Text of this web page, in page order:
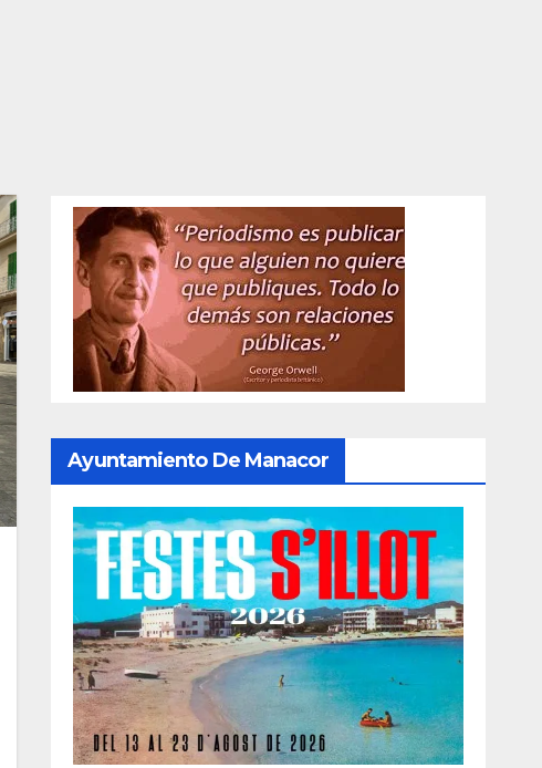
Ayuntamiento De Manacor